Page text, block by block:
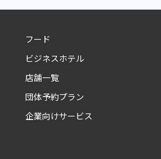
フード
ビジネスホテル
店舗一覧
団体予約プラン
企業向けサービス